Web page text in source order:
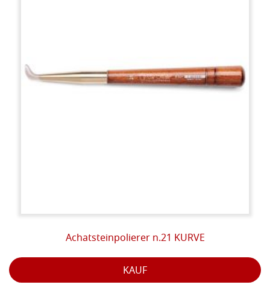
Achatsteinpolierer n.21 KURVE
KAUF